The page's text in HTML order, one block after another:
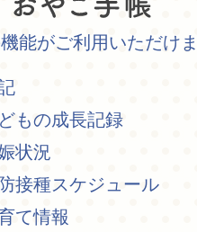
能がご利用いただけ
もの成長記録
状況
接種スケジュール
て情報